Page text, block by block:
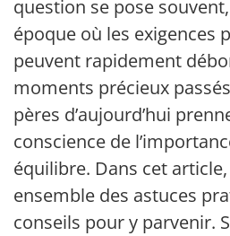
question se pose
époque où les exigences
peuvent rapidement
moments précieux
pères d’aujourd’hui
conscience de
équilibre. Dans cet
ensemble des astuces
conseils pour y parvenir.